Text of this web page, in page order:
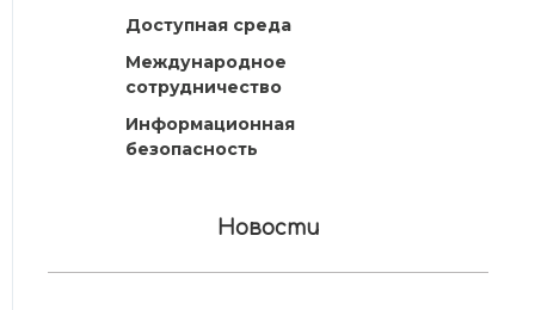
Доступная среда
Международное
сотрудничество
Информационная
безопасность
Новости